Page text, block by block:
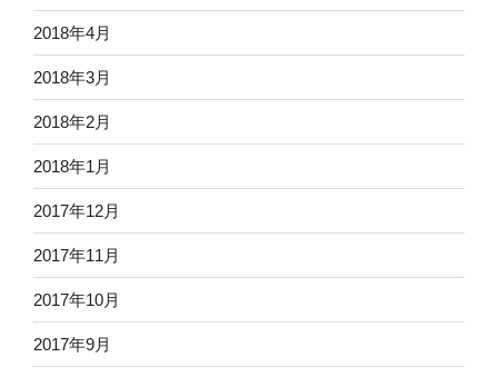
2018年4月
2018年3月
2018年2月
2018年1月
2017年12月
2017年11月
2017年10月
2017年9月